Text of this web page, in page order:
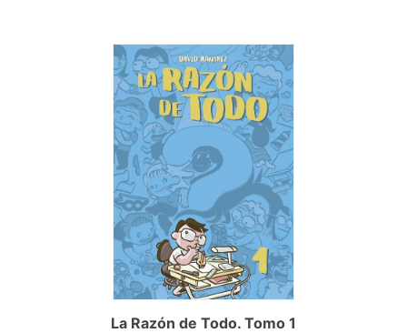
La Razón de Todo. Tomo 1